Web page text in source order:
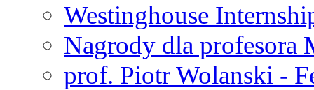
Westinghouse
Nagrody dla profesora
prof. Piotr Wolanski -